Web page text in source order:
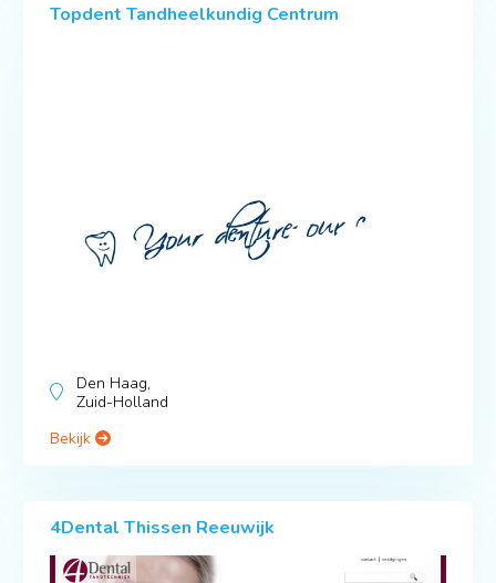
Topdent Tandheelkundig Centrum
Den Haag,
Zuid-Holland
Bekijk
4Dental Thissen Reeuwijk